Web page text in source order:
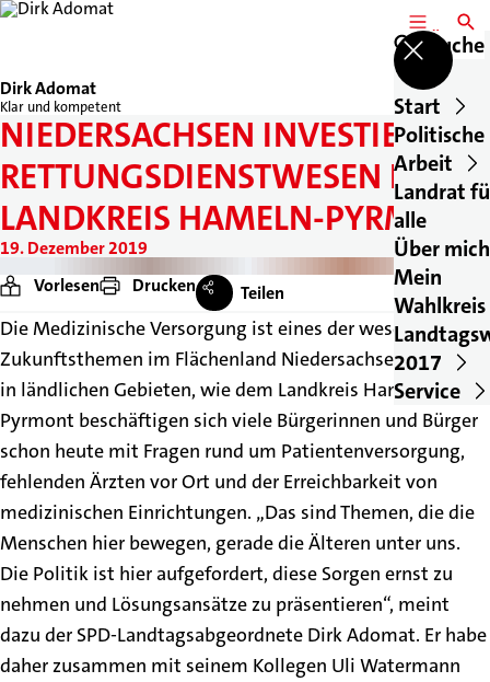
Dirk Adomat
Klar und kompetent
MENÜSuche
Start
Politische
Arbeit
Landrat
alle
Über mich
Mein
Wahlkreis
2017
Service
NIEDERSACHSEN INVESTIERT IN
RETTUNGSDIENSTWESEN IM
LANDKREIS HAMELN-PYRMONT
19. Dezember 2019
Vorlesen
Drucken Teilen
Die Medizinische Versorgung ist eines der wesentlichen
Zukunftsthemen im Flächenland Niedersachsen. Gerade
in ländlichen Gebieten, wie dem Landkreis Hameln-
Pyrmont beschäftigen sich viele Bürgerinnen und Bürger
schon heute mit Fragen rund um Patientenversorgung,
fehlenden Ärzten vor Ort und der Erreichbarkeit von
medizinischen Einrichtungen. „Das sind Themen, die die
Menschen hier bewegen, gerade die Älteren unter uns.
Die Politik ist hier aufgefordert, diese Sorgen ernst zu
nehmen und Lösungsansätze zu präsentieren“, meint
dazu der SPD-Landtagsabgeordnete Dirk Adomat. Er habe
daher zusammen mit seinem Kollegen Uli Watermann